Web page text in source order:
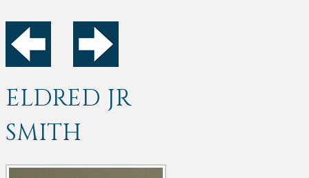
ELDRED JR
SMITH